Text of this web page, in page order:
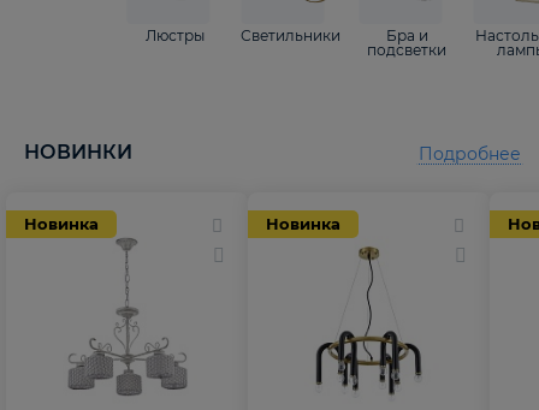
Люстры Светильники
Бра и
подсветки
НОВИНКИ
Новинка Новинка
Подробнее